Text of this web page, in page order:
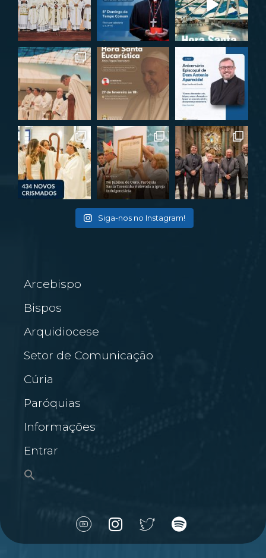
Siga-nos no Instagram!
Arcebispo
Bispos
Arquidiocese
Setor de Comunicação
Cúria
Paróquias
Informações
Entrar